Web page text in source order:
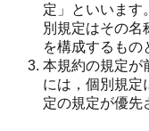
定」といいます
別規定はその名
を構成するもの
本規約の規定が
には，個別規定
定の規定が優先